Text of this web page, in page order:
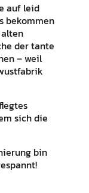
auf leid
bekommen
der tante
– weil
sich die
bin